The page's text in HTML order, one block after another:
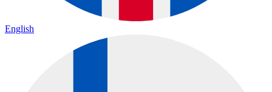
English